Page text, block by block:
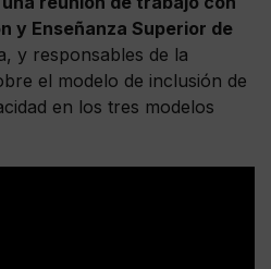
y Enseñanza Superior de
y responsables de la
el modelo de inclusión de
en los tres modelos